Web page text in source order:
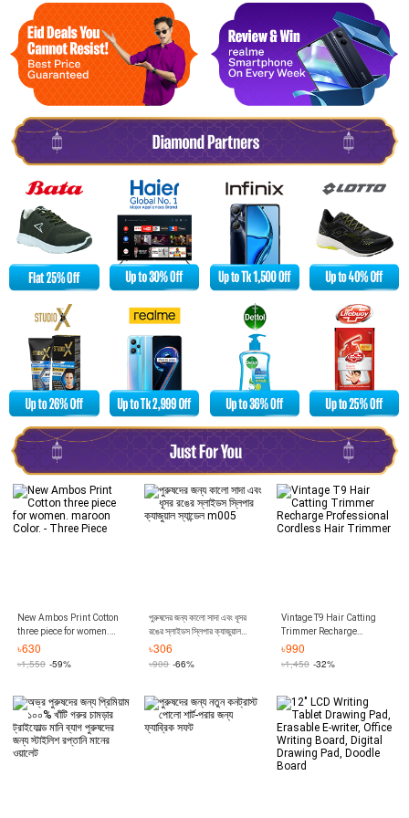
New Ambos Print Cotton
three piece for women.
maroon Color. - Three Piece
৳630
৳1,550 -59%
পুরুষদের জন্য কালো সাদা এবং ধূসর
রঙের স্লাইডস স্লিপার ক্যাজুয়াল
স্যান্ডেল m005
৳306
৳900 -66%
Vintage T9 Hair Catting
Trimmer Recharge
Professional Cordless
৳990
৳1,450 -32%